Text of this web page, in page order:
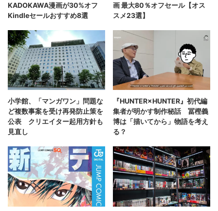
KADOKAWA漫画が30%オフ
Kindleセールおすすめ8選
画 最大80％オフセール【オス
スメ23選】
小学館、「マンガワン」問題な
ど複数事案を受け再発防止策を
公表 クリエイター起用方針も
見直し
『HUNTER×HUNTER』初代編
集者が明かす制作秘話 冨樫義
博は「描いてから」物語を考え
る？